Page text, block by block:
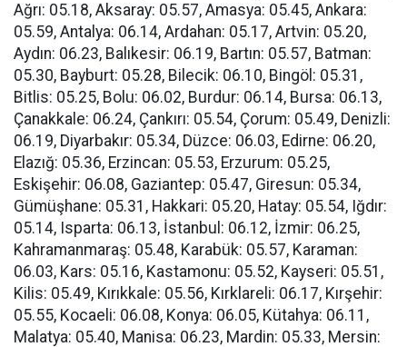
Ağrı: 05.18, Aksaray: 05.57, Amasya: 05.45, Ankara:
05.59, Antalya: 06.14, Ardahan: 05.17, Artvin: 05.20,
Aydın: 06.23, Balıkesir: 06.19, Bartın: 05.57, Batman:
05.30, Bayburt: 05.28, Bilecik: 06.10, Bingöl: 05.31,
Bitlis: 05.25, Bolu: 06.02, Burdur: 06.14, Bursa: 06.13,
Çanakkale: 06.24, Çankırı: 05.54, Çorum: 05.49, Denizli:
06.19, Diyarbakır: 05.34, Düzce: 06.03, Edirne: 06.20,
Elazığ: 05.36, Erzincan: 05.53, Erzurum: 05.25,
Eskişehir: 06.08, Gaziantep: 05.47, Giresun: 05.34,
Gümüşhane: 05.31, Hakkari: 05.20, Hatay: 05.54, Iğdır:
05.14, Isparta: 06.13, İstanbul: 06.12, İzmir: 06.25,
Kahramanmaraş: 05.48, Karabük: 05.57, Karaman:
06.03, Kars: 05.16, Kastamonu: 05.52, Kayseri: 05.51,
Kilis: 05.49, Kırıkkale: 05.56, Kırklareli: 06.17, Kırşehir:
05.55, Kocaeli: 06.08, Konya: 06.05, Kütahya: 06.11,
Malatya: 05.40, Manisa: 06.23, Mardin: 05.33, Mersin: